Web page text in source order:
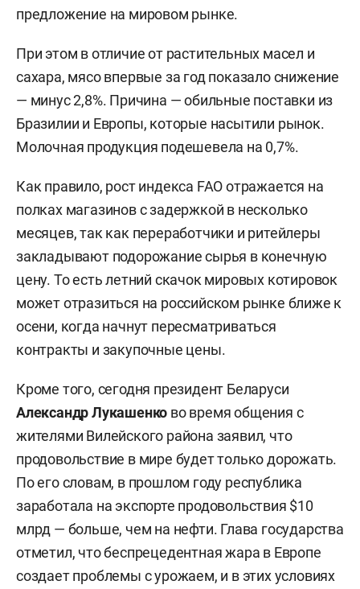
предложение на мировом рынке.
При этом в отличие от растительных масел и
сахара, мясо впервые за год показало снижение
— минус 2,8%. Причина — обильные поставки из
Бразилии и Европы, которые насытили рынок.
Молочная продукция подешевела на 0,7%.
Как правило, рост индекса FAO отражается на
полках магазинов с задержкой в несколько
месяцев, так как переработчики и ритейлеры
закладывают подорожание сырья в конечную
цену. То есть летний скачок мировых котировок
может отразиться на российском рынке ближе к
осени, когда начнут пересматриваться
контракты и закупочные цены.
Кроме того, сегодня президент Беларуси
Александр Лукашенко во время общения с
жителями Вилейского района заявил, что
продовольствие в мире будет только дорожать.
По его словам, в прошлом году республика
заработала на экспорте продовольствия $10
млрд — больше, чем на нефти. Глава государства
отметил, что беспрецедентная жара в Европе
создает проблемы с урожаем, и в этих условиях